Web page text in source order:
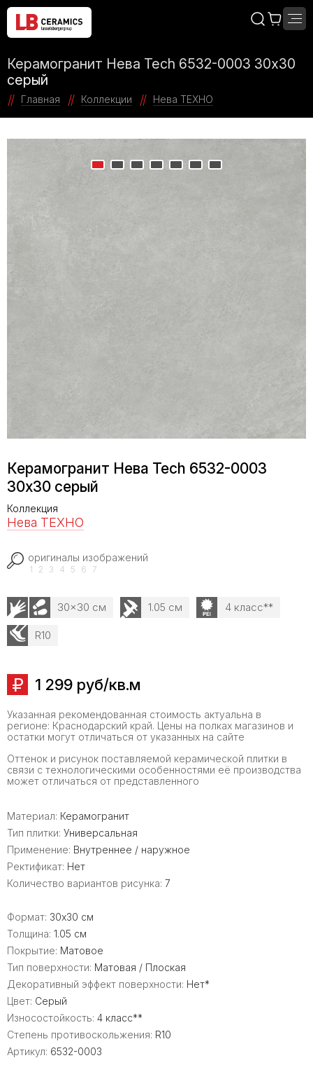
Керамогранит Нева Tech 6532-0003 30х30
серый
Главная Коллекции Нева ТЕХНО
Керамогранит Нева Tech 6532-0003
30х30 серый
Коллекция
Нева ТЕХНО
оригиналы изображений
1 2 3 4 5 6 7
30x30 см 1.05 см 4 класс**
R10
1 299 руб/кв.м
Указанная рекомендованная стоимость актуальна в
регионе: Краснодарский край. Цены на полках магазинов и
остатки могут отличаться от указанных на сайте
Оттенок и рисунок поставляемой керамической плитки в
связи с технологическими особенностями её производства
может отличаться от представленного
Материал: Керамогранит
Тип плитки: Универсальная
Применение: Внутреннее / наружное
Ректификат: Нет
Количество вариантов рисунка: 7
Формат: 30x30 см
Толщина: 1.05 см
Покрытие: Матовое
Тип поверхности: Матовая / Плоская
Декоративный эффект поверхности: Нет*
Цвет: Серый
Износостойкость: 4 класс**
Степень противоскольжения: R10
Артикул: 6532-0003